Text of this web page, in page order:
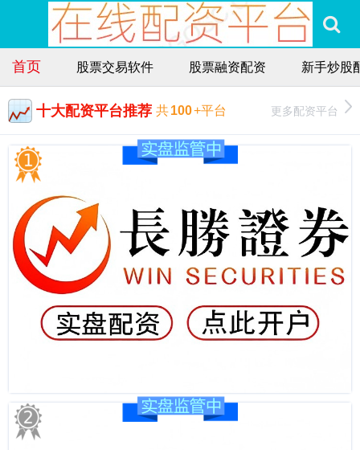
首页 股票交易软件 股票融资配资 新手炒股
十大配资平台推荐 共100+平台 更多配资平台